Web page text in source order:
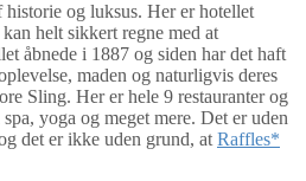
historie og luksus. Her er hotellet
helt sikkert regne med at
åbnede i 1887 og siden har det haft
maden og naturligvis deres
Sling. Her er hele 9 restauranter og
yoga og meget mere. Det er uden
det er ikke uden grund, atRaffles*